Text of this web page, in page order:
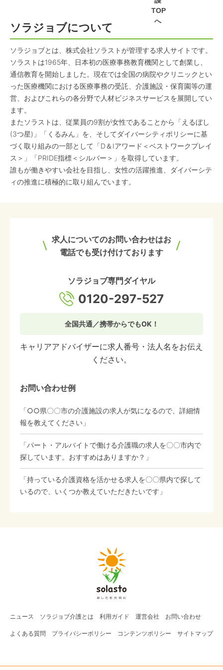
TOP
へ
ソラジョブについて
ソラジョブとは、株式会社ソラストが管理する求人サイトです。
ソラストは1965年、日本初の医療事務教育機関として創業し、
通信教育を開始しました。現在では全国の病院やクリニックとい
った医療機関における医療事務の受託、介護施設・保育園等の運
営、およびこれらの各分野で人材ビジネスサービスを展開してい
ます。
またソラストは、従業員の9割が女性であることから「えるぼし
(3つ星)」「くるみん」を、そしてダイバーシティポリシーに基
づく取り組みの一部として「D＆Iアワード＜ベストワークプレイ
ス＞」「PRIDE指標＜シルバー＞」を取得しています。
誰もが働きやすい会社を目指し、女性の活躍推進、ダイバーシテ
ィの推進に積極的に取り組んでいます。
求人についてのお問い合わせはお
電話でも受け付けております
ソラジョブ専門ダイヤル
0120-297-527
全国共通／携帯からでもOK！
キャリアアドバイザーに求人番号・法人名をお伝え
ください。
お問い合わせ例
「○○県〇〇市の介護施設の求人が気になるので、詳細情
報を教えてください」
「パート・アルバイトで働ける介護職の求人を〇〇市内で
探しています。おすすめはありますか？」
「持っている介護資格を活かせる求人を〇〇県内で探して
いるので、いくつか教えていただきたいです」
ニュース ソラジョブ介護とは 利用ガイド 運営会社 お問い合わせ
よくある質問 プライバシーポリシー コンテンツポリシー サイトマップ